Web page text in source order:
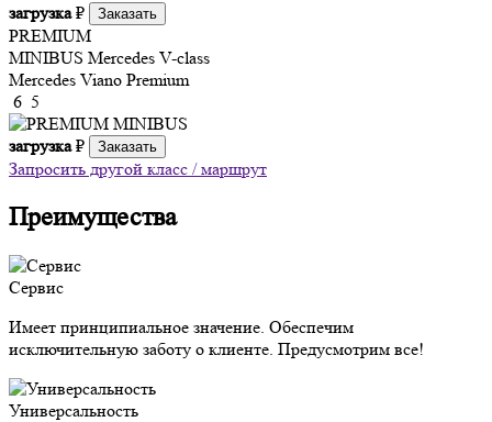
загрузка₽ Заказать
PREMIUM
MINIBUS Mercedes V-class
Mercedes Viano Premium
6 5
загрузка₽ Заказать
Запросить другой класс / маршрут
Преимущества
Сервис
Имеет принципиальное значение. Обеспечим
исключительную заботу о клиенте. Предусмотрим все!
Универсальность